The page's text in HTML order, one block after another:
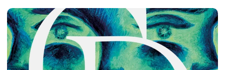
Galerie
Dauphine